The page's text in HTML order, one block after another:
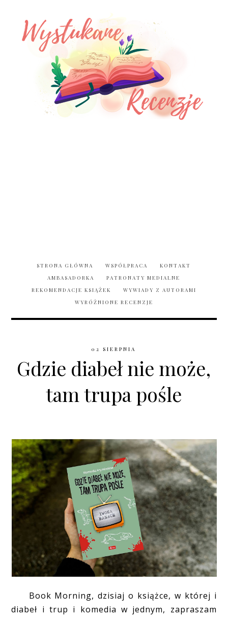
STRONA GŁÓWNA WSPÓŁPRACA
KONTAKT
AMBASADORKA
PATRONATY MEDIALNE
REKOMENDACJE KSIĄŻEK
WYWIADY Z AUTORAMI
WYRÓŻNIONE RECENZJE
02 SIERPNIA
Gdzie diabeł nie może,
tam trupa pośle
Book Morning, dzisiaj o książce, w której i
diabeł i trup i komedia w jednym, zapraszam